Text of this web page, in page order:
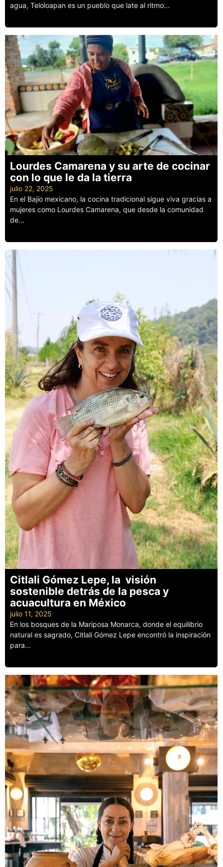
agua, Teloloapan es un pueblo que late al ritmo...
Lourdes Camarena y su arte de cocinar
con lo que le da la tierra
julio 22, 2025
En el Bajío mexicano, la cocina tradicional sigue viva gracias a
mujeres como Lourdes Camarena, que desde la comunidad
de...
Citlali Gómez Lepe, la visión
sostenible detrás de la pesca y
acuacultura en México
julio 11, 2025
En los bosques de la Mariposa Monarca, donde el equilibrio
natural es sagrado, Citlali Gómez Lepe encontró la inspiración
para...